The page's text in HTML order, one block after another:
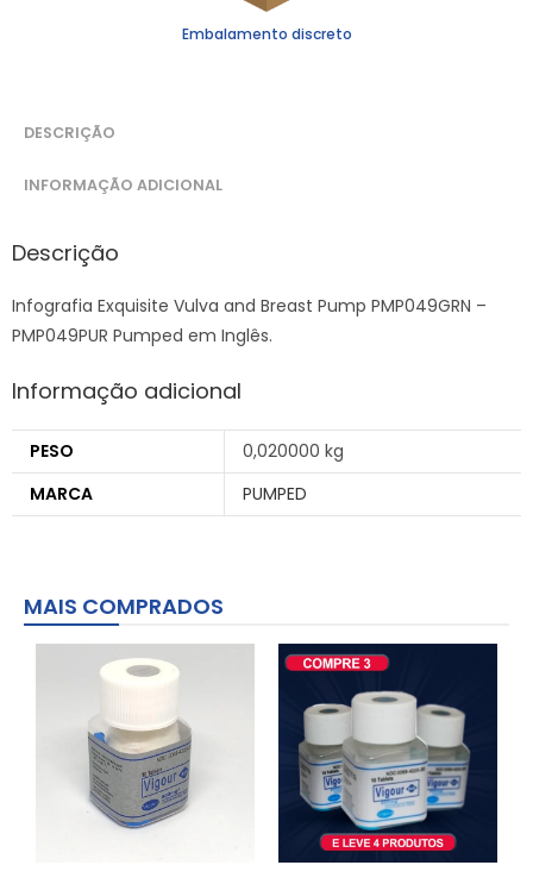
Embalamento discreto
DESCRIÇÃO
INFORMAÇÃO ADICIONAL
Descrição
Infografia Exquisite Vulva and Breast Pump PMP049GRN –
PMP049PUR Pumped em Inglês.
Informação adicional
PESO
0,020000 kg
MARCA
PUMPED
MAIS COMPRADOS